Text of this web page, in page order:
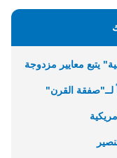
يتبع معايير مزدوجة
القرن"